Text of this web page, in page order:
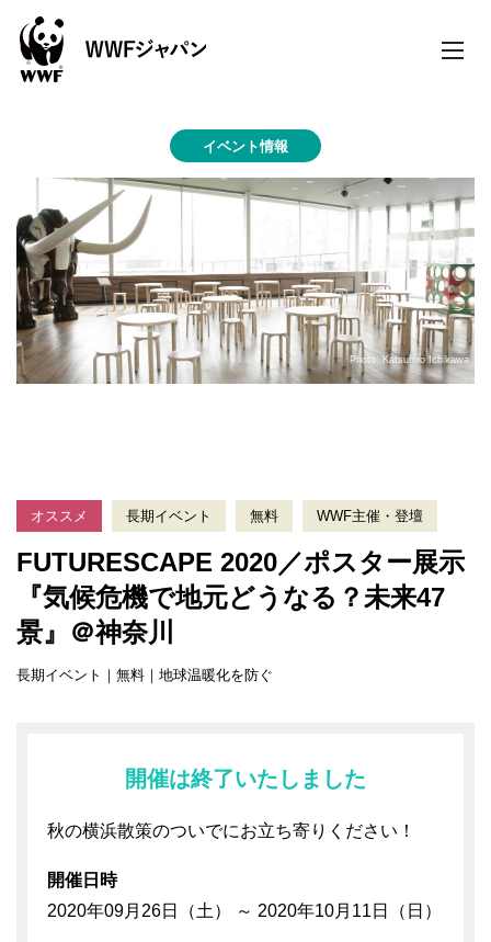
toggle
イベント情報
Photo: Katsuhiro Ichikawa
オススメ 長期イベント 無料 WWF主催・登壇
FUTURESCAPE 2020／ポスター展示
『気候危機で地元どうなる？未来47
景』＠神奈川
長期イベント｜無料｜地球温暖化を防ぐ
開催は終了いたしました
秋の横浜散策のついでにお立ち寄りください！
開催日時
2020年09月26日（土） ～ 2020年10月11日（日）